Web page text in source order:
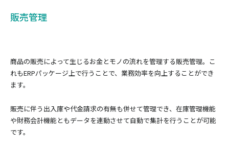
販売管理
商品の販売によって生じるお金とモノの流れを管理する販売管理。こ
れもERPパッケージ上で行うことで、業務効率を向上することができ
ます。
販売に伴う出入庫や代金請求の有無も併せて管理でき、在庫管理機能
や財務会計機能ともデータを連動させて自動で集計を行うことが可能
です。